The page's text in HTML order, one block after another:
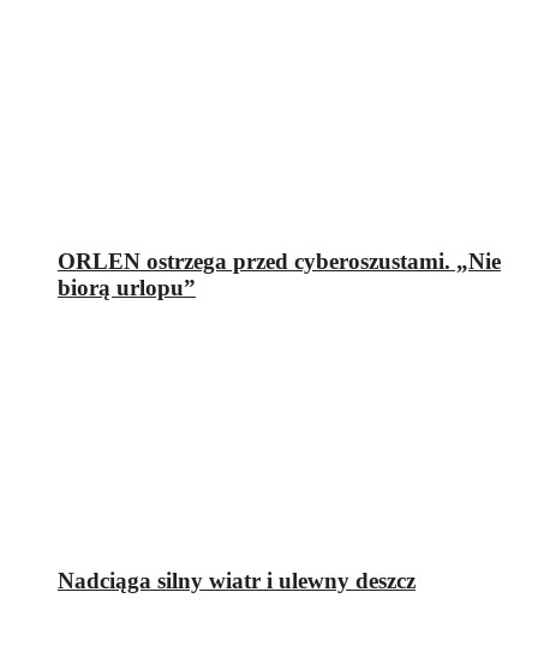
ORLEN ostrzega przed cyberoszustami. „Nie
biorą urlopu”
Nadciąga silny wiatr i ulewny deszcz